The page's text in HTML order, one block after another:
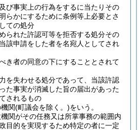
び事実上の行為をするに当たりその
らかにするために条例等上必要とさ
ての処分
られた許認可等を拒否する処分その
該申請をした者を名宛人としてされ
き者の同意の下にすることとされて
を失わせる処分であって、当該許認
た事実が消滅した旨の届出があった
されるもの
関(町議会を除く。)をいう。
関がその任務又は所掌事務の範囲内
目的を実現するため特定の者に一定